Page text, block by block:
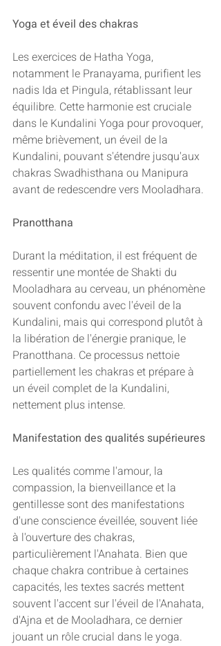
Yoga et éveil des chakras
Les exercices de Hatha Yoga,
notamment le Pranayama, purifient les
nadis Ida et Pingula, rétablissant leur
équilibre. Cette harmonie est cruciale
dans le Kundalini Yoga pour provoquer,
même brièvement, un éveil de la
Kundalini, pouvant s'étendre jusqu'aux
chakras Swadhisthana ou Manipura
avant de redescendre vers Mooladhara.
Pranotthana
Durant la méditation, il est fréquent de
ressentir une montée de Shakti du
Mooladhara au cerveau, un phénomène
souvent confondu avec l'éveil de la
Kundalini, mais qui correspond plutôt à
la libération de l'énergie pranique, le
Pranotthana. Ce processus nettoie
partiellement les chakras et prépare à
un éveil complet de la Kundalini,
nettement plus intense.
Manifestation des qualités supérieures
Les qualités comme l'amour, la
compassion, la bienveillance et la
gentillesse sont des manifestations
d'une conscience éveillée, souvent liée
à l'ouverture des chakras,
particulièrement l'Anahata. Bien que
chaque chakra contribue à certaines
capacités, les textes sacrés mettent
souvent l'accent sur l'éveil de l'Anahata,
d'Ajna et de Mooladhara, ce dernier
jouant un rôle crucial dans le yoga.